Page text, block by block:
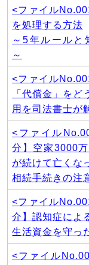
<ファイル
を処理する方法
～5年ルールと
～
<ファイル
「代償金」を
用を司法書士が
<ファイル
分】空家3000
が続けて亡くな
相続手続きの注
<ファイル
介】認知症によ
生活資金を守っ
<ファイル